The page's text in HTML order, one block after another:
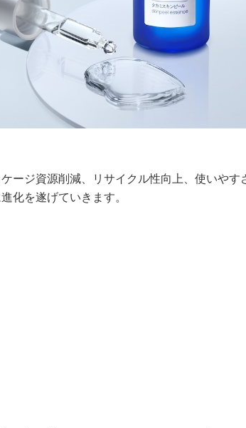
ージ資源削減、リサイクル性向上、使いやす
化を遂げていきます。